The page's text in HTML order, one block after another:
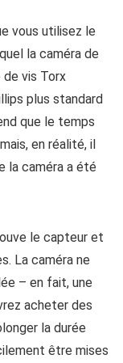
vous utilisez le
la caméra de
vis Torx
plus standard
que le temps
en réalité, il
la caméra a été
le capteur et
La caméra ne
– en fait, une
acheter des
la durée
être mises